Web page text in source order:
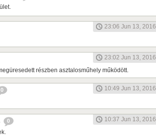
23:06 Jun 13, 2016
23:02 Jun 13, 2016
részben asztalosműhely működött.
0
10:49 Jun 13, 2016
0
10:37 Jun 13, 2016